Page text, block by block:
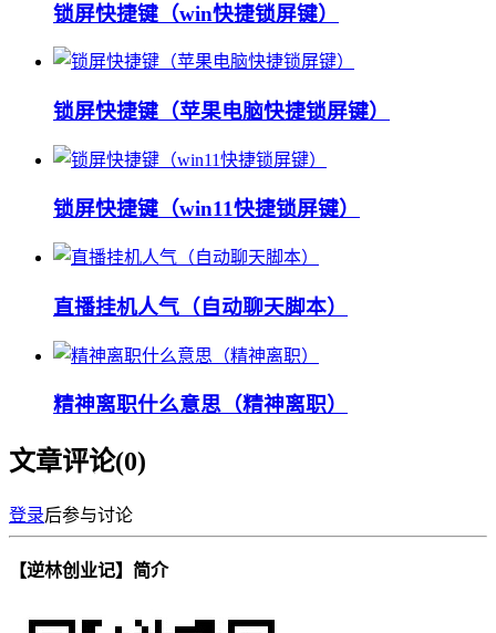
锁屏快捷键（win快捷锁屏键）
锁屏快捷键（苹果电脑快捷锁屏键）
锁屏快捷键（win11快捷锁屏键）
直播挂机人气（自动聊天脚本）
精神离职什么意思（精神离职）
文章评论(0)
登录后参与讨论
【逆林创业记】简介